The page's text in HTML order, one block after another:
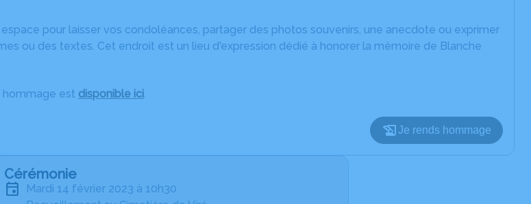
pour laisser vos condoléances, partager des photos souvenirs, une anecdote ou exprimer
ou des textes. Cet endroit est un lieu d'expression dédié à honorer la mémoire de Blanche
hommage est disponible ici.
Je rends hommage
Cérémonie
mardi 14 février 2023 à 10h30